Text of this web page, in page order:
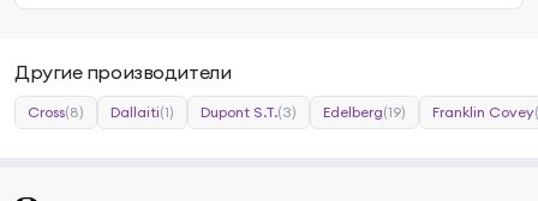
Другие производители
Cross(8) Dallaiti(1) Dupont S.T.(3) Edelberg(19) Franklin Covey